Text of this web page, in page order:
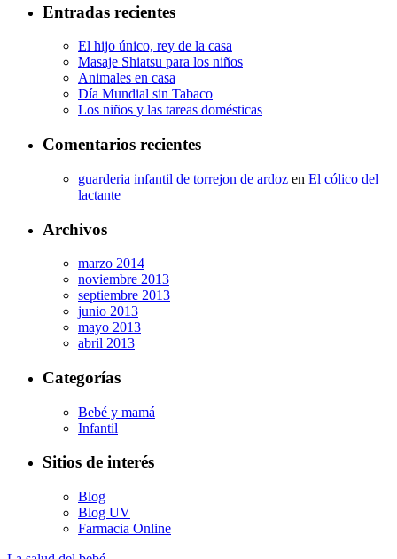
Entradas recientes
El hijo único, rey de la casa
Masaje Shiatsu para los niños
Animales en casa
Día Mundial sin Tabaco
Los niños y las tareas domésticas
Comentarios recientes
guarderia infantil de torrejon de ardoz en El cólico del
lactante
Archivos
marzo 2014
noviembre 2013
septiembre 2013
junio 2013
mayo 2013
abril 2013
Categorías
Bebé y mamá
Infantil
Sitios de interés
Blog
Blog UV
Farmacia Online